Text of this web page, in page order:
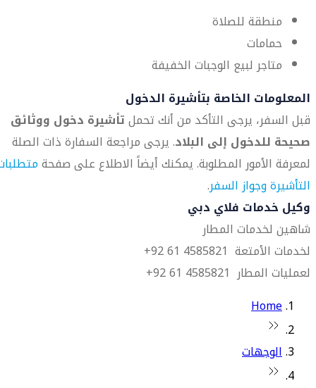
منطقة للصلاة
حمامات
متاجر لبيع الوجبات الخفيفة
المعلومات الخاصة بتأشيرة الدخول
قبل السفر، يرجى التأكد من أنك تحملتأشيرة دخول ووثائق
صحيحة للدخول إلى البلاد. يرجى مراجعة السفارة ذات الصلة
لمعرفة الأمور المطلوبة. يمكنك أيضاً الاطلاع على صفحة
التأشيرة وجواز السفر.
وكيل خدمات فلاي دبي
شاهين لخدمات المطار
لخدمات الأمتعة 4585821 61 92+
لعمليات المطار 4585821 61 92+
Home
الوجهات